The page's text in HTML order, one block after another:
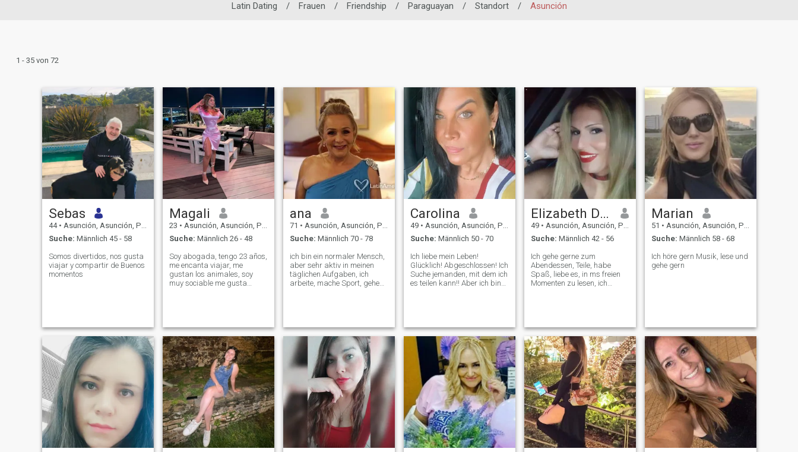
Latin Dating / Frauen / Friendship / Paraguayan / Standort / Asunción
1 - 35 von 72
Sebas
44 • Asunción, Asunción, Paraguay
Suche: Männlich 45 - 58
Somos divertidos, nos gusta
viajar y compartir de Buenos
momentos
Magali
23 • Asunción, Asunción, Paraguay
Suche: Männlich 26 - 48
Soy abogada, tengo 23 años,
me encanta viajar, me
gustan los animales, soy
muy sociable me gusta
siempre ayudar a quien me
necesite en especial a
ana
71 • Asunción, Asunción, Paraguay
Suche: Männlich 70 - 78
ich bin ein normaler Mensch,
aber sehr aktiv in meinen
täglichen Aufgaben, ich
arbeite, mache Sport, gehe
sein, aber ich versuche
immer, nichts zu tun, was
fehlt, ich tue gerne Gutes für
die Person, die, wenn es
nesecita, gutes Buch lesen,
Aber das, was mir am
meisten gefällt, ist von pablo
Cohelo + fünf neun neun neun
acht acht acht drei drei drei
sieben fünf ♥️♥️
Carolina
49 • Asunción, Asunción, Paraguay
Suche: Männlich 50 - 70
Ich liebe mein Leben!
Glücklich! Abgeschlossen! Ich
Suche jemanden, mit dem ich
es teilen kann!! Aber ich bin
verstehen. Wenn wir uns
wenigstens darauf einigen,
dass das Interesse nach
oben geht. Danke.
Elizabeth Durand
49 • Asunción, Asunción, Paraguay
Suche: Männlich 42 - 56
Ich gehe gerne zum
Abendessen, Teile, habe
Spaß, liebe es, in ms freien
Momenten zu lesen, ich
Marian
51 • Asunción, Asunción, Paraguay
Suche: Männlich 58 - 68
Ich höre gern Musik, lese und
gehe gern